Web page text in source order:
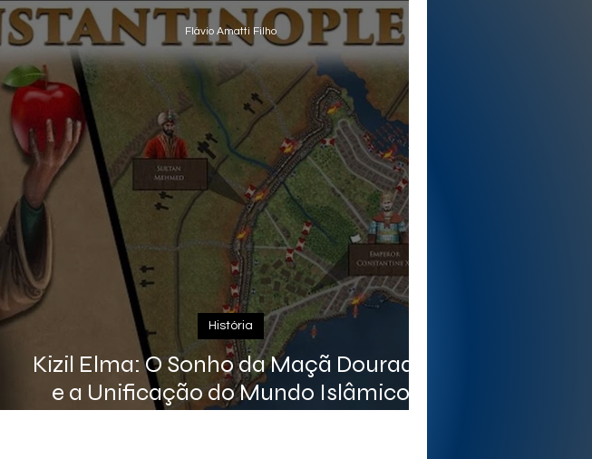
Kizil Elma: O Sonho da Maçã Dourada
e a Unificação do Mundo Islâmico
História
Flávio Amatti Filho